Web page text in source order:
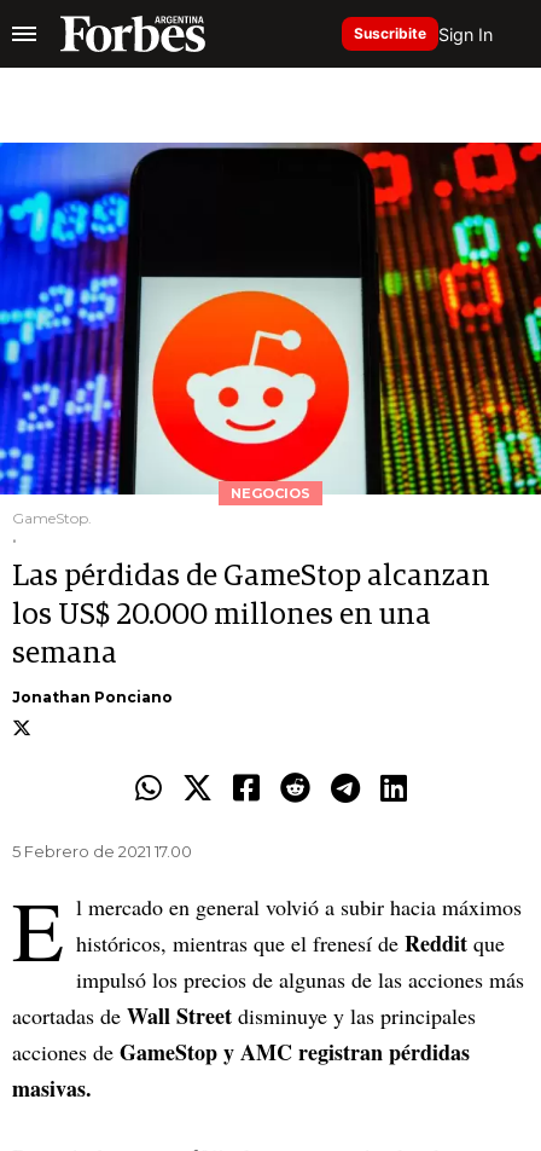
Suscribite Sign In
NEGOCIOS
GameStop.
.
Las pérdidas de GameStop alcanzan
los US$ 20.000 millones en una
semana
Jonathan Ponciano
5 Febrero de 2021 17.00
E l mercado en general volvió a subir hacia máximos
históricos, mientras que el frenesí de Reddit que
impulsó los precios de algunas de las acciones más
acortadas de Wall Street disminuye y las principales
acciones de GameStop y AMC registran pérdidas
masivas.